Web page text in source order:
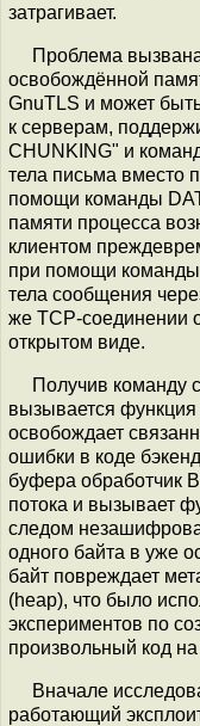
затрагивает.
Проблема
освобождённой
GnuTLS и может
к серверам,
CHUNKING" и
тела письма вместо
помощи команды
памяти процесса
клиентом
при помощи
тела сообщения
же TCP-соединении
открытом виде.
Получив команду
вызывается
освобождает
ошибки в коде
буфера обработчик
потока и вызывает
следом
одного байта в уже
байт повреждает
(heap), что было
экспериментов по
произвольный код
Вначале
работающий